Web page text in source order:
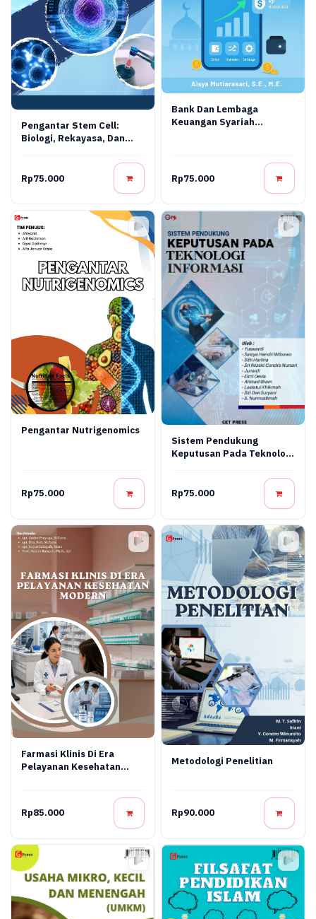
Pengantar Stem Cell:
Biologi, Rekayasa, Dan
Rp75.000
Bank Dan Lembaga
Keuangan Syariah
Rp75.000
Pengantar Nutrigenomics
Rp75.000
Sistem Pendukung
Keputusan Pada Teknologi
Rp75.000
Farmasi Klinis Di Era
Pelayanan Kesehatan
Rp85.000
Metodologi Penelitian
Rp90.000